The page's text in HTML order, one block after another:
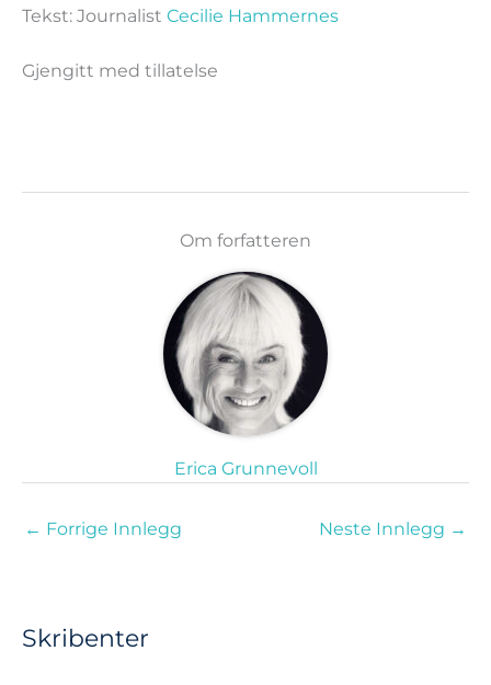
Tekst: Journalist Cecilie Hammernes
Gjengitt med tillatelse
Om forfatteren
Erica Grunnevoll
← Forrige Innlegg Neste Innlegg →
Skribenter